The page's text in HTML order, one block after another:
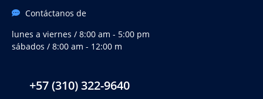
Contáctanos de
lunes a viernes / 8:00 am - 5:00 pm
sábados / 8:00 am - 12:00 m
+57 (310) 322-9640